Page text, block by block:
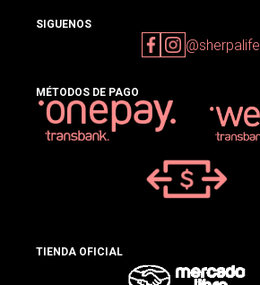
SIGUENOS
@sherpalife
MÉTODOS DE PAGO
TIENDA OFICIAL